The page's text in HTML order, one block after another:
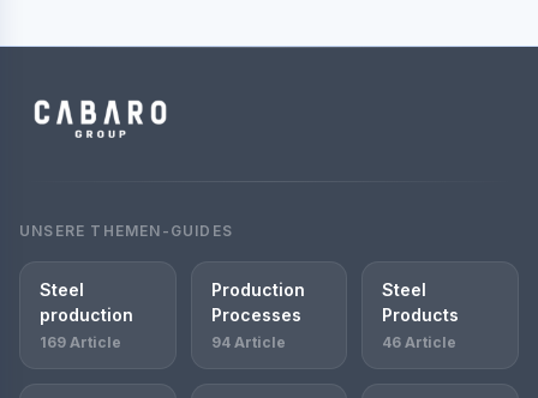
UNSERE THEMEN-GUIDES
Steel
production
169 Article
Production
Processes
94 Article
Steel
Products
46 Article